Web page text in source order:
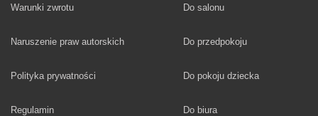
Warunki zwrotu
Naruszenie praw autorskich
Polityka prywatności
Regulamin
Fototapety
Do salonu
Fototapety
Do przedpokoju
Fototapety
Do pokoju dziecka
Fototapety
Do biura